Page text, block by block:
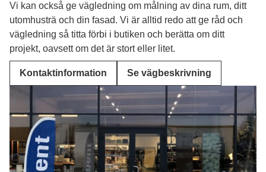
Vi kan också ge vägledning om målning av dina rum, ditt
utomhusträ och din fasad. Vi är alltid redo att ge råd och
vägledning så titta förbi i butiken och berätta om ditt
projekt, oavsett om det är stort eller litet.
Kontaktinformation Se vägbeskrivning